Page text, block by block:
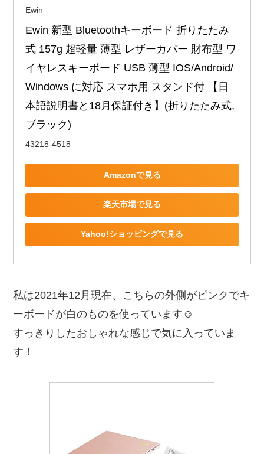
Ewin
Ewin 新型 Bluetoothキーボード 折りたたみ
式 157g 超軽量 薄型 レザーカバー 財布型 ワ
イヤレスキーボード USB 薄型 IOS/Android/
Windows に対応 スマホ用 スタンド付 【日
本語説明書と18月保証付き】(折りたたみ式,
ブラック)
43218-4518
Amazonで見る
楽天市場で見る
Yahoo!ショッピングで見る
私は2021年12月現在、こちらの外側がピンクでキ
ーボードが白のものを使っています☺️
すっきりしたおしゃれな感じで気に入っていま
す！